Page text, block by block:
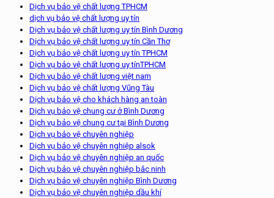
Dịch vụ bảo vệ chất lượng TPHCM
dịch vụ bảo vệ chất lượng uy tín
Dịch vụ bảo vệ chất lượng uy tín Bình Dương
Dịch vụ bảo vệ chất lượng uy tín Cần Thơ
Dịch vụ bảo vệ chất lượng uy tín TPHCM
Dịch vụ bảo vệ chất lượng uy tínTPHCM
Dịch vụ bảo vệ chất lượng việt nam
Dịch vụ bảo vệ chất lượng Vũng Tàu
Dịch vụ bảo vệ cho khách hàng an toàn
Dịch vụ bảo vệ chung cư ở Bình Dương
Dịch vụ bảo vệ chung cư tại Bình Dương
Dịch vụ bảo vệ chuyên nghiệp
Dịch vụ bảo vệ chuyên nghiệp alsok
Dịch vụ bảo vệ chuyên nghiệp an quốc
Dịch vụ bảo vệ chuyên nghiệp bắc ninh
Dịch vụ bảo vệ chuyên nghiệp Bình Dương
Dịch vụ bảo vệ chuyên nghiệp dầu khí